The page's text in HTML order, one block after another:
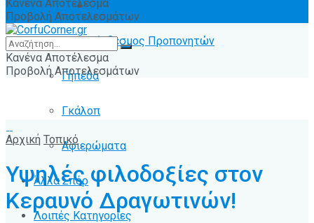
Ειδήσεις
Σύνδεσμος Προπονητών
Γήπεδα
Γκάλοπ
Αφιερώματα
Άλλα Σπόρ
Λοιπές Κατηγορίες
Κανένα Αποτέλεσμα
Προβολή Αποτελεσμάτων
Κανένα Αποτέλεσμα
Προβολή Αποτελεσμάτων
Αρχική Τοπικό
Υψηλές φιλοδοξίες στον
Κεραυνό Δραγωτινών!